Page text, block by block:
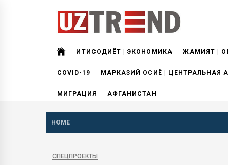
uztrend
ИҚТИСОДИЁТ | ЭКОНОМИКА ЖАМИЯТ |
COVID-19 МАРКАЗИЙ ОСИЁ | ЦЕНТРАЛЬНАЯ
МИГРАЦИЯ АФГАНИСТАН
HOME
СПЕЦПРОЕКТЫ